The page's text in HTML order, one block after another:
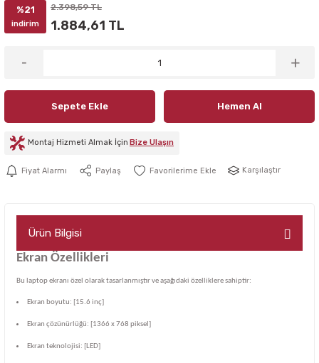
%21
indirim
2.398,59 TL
1.884,61 TL
Sepete Ekle Hemen Al
Montaj Hizmeti Almak İçin Bize Ulaşın
Fiyat Alarmı Paylaş Karşılaştır
Ürün Bilgisi
Ekran Özellikleri
Bu laptop ekranı özel olarak tasarlanmıştır ve aşağıdaki özelliklere sahiptir:
Ekran boyutu: [15.6 inç]
Ekran çözünürlüğü: [1366 x 768 piksel]
Ekran teknolojisi: [LED]